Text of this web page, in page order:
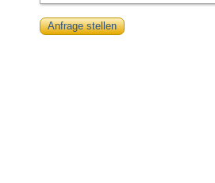
Anfrage stellen